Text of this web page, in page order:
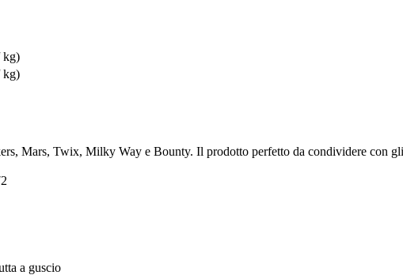
kg)
kg)
Mars, Twix, Milky Way e Bounty. Il prodotto perfetto da condividere con
a guscio